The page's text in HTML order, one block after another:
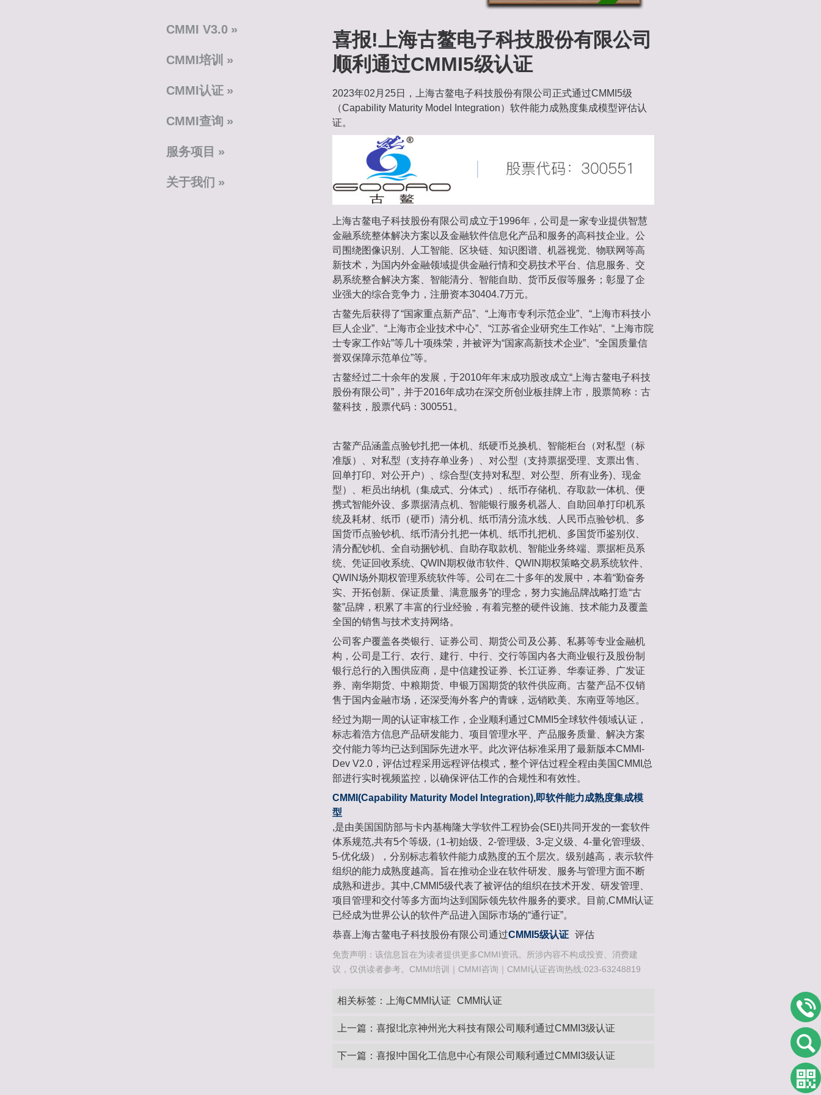
CMMI V3.0
CMMI培训
CMMI认证
CMMI查询
服务项目
关于我们
喜报!上海古鳌电子科技股份有限公司
顺利通过CMMI5级认证
2023年02月25日，上海古鳌电子科技股份有限公司正式通过CMMI5级
（Capability Maturity Model Integration）软件能力成熟度集成模型评估认
证。
上海古鳌电子科技股份有限公司成立于1996年，公司是一家专业提供智慧
金融系统整体解决方案以及金融软件信息化产品和服务的高科技企业。公
司围绕图像识别、人工智能、区块链、知识图谱、机器视觉、物联网等高
新技术，为国内外金融领域提供金融行情和交易技术平台、信息服务、交
易系统整合解决方案、智能清分、智能自助、货币反假等服务；彰显了企
业强大的综合竞争力，注册资本30404.7万元。
古鳌先后获得了“国家重点新产品”、“上海市专利示范企业”、“上海市科技小
巨人企业”、“上海市企业技术中心”、“江苏省企业研究生工作站”、“上海市院
士专家工作站”等几十项殊荣，并被评为“国家高新技术企业”、“全国质量信
誉双保障示范单位”等。
古鳌经过二十余年的发展，于2010年年末成功股改成立“上海古鳌电子科技
股份有限公司”，并于2016年成功在深交所创业板挂牌上市，股票简称：古
鳌科技，股票代码：300551。
古鳌产品涵盖点验钞扎把一体机、纸硬币兑换机、智能柜台（对私型（标
准版）、对私型（支持存单业务）、对公型（支持票据受理、支票出售、
回单打印、对公开户）、综合型(支持对私型、对公型、所有业务)、现金
型）、柜员出纳机（集成式、分体式）、纸币存储机、存取款一体机、便
携式智能外设、多票据清点机、智能银行服务机器人、自助回单打印机系
统及耗材、纸币（硬币）清分机、纸币清分流水线、人民币点验钞机、多
国货币点验钞机、纸币清分扎把一体机、纸币扎把机、多国货币鉴别仪、
清分配钞机、全自动捆钞机、自助存取款机、智能业务终端、票据柜员系
统、凭证回收系统、QWIN期权做市软件、QWIN期权策略交易系统软件、
QWIN场外期权管理系统软件等。公司在二十多年的发展中，本着“勤奋务
实、开拓创新、保证质量、满意服务”的理念，努力实施品牌战略打造“古
鳌”品牌，积累了丰富的行业经验，有着完整的硬件设施、技术能力及覆盖
全国的销售与技术支持网络。
公司客户覆盖各类银行、证券公司、期货公司及公募、私募等专业金融机
构，公司是工行、农行、建行、中行、交行等国内各大商业银行及股份制
银行总行的入围供应商，是中信建投证券、长江证券、华泰证券、广发证
券、南华期货、中粮期货、申银万国期货的软件供应商。古鳌产品不仅销
售于国内金融市场，还深受海外客户的青睐，远销欧美、东南亚等地区。
经过为期一周的认证审核工作，企业顺利通过CMMI5全球软件领域认证，
标志着浩方信息产品研发能力、项目管理水平、产品服务质量、解决方案
交付能力等均已达到国际先进水平。此次评估标准采用了最新版本CMMI-
Dev V2.0，评估过程采用远程评估模式，整个评估过程全程由美国CMMI总
部进行实时视频监控，以确保评估工作的合规性和有效性。
CMMI(Capability Maturity Model Integration),即软件能力成熟度集成模
型
,是由美国国防部与卡内基梅隆大学软件工程协会(SEI)共同开发的一套软件
体系规范,共有5个等级,（1-初始级、2-管理级、3-定义级、4-量化管理级、
5-优化级），分别标志着软件能力成熟度的五个层次。级别越高，表示软件
组织的能力成熟度越高。旨在推动企业在软件研发、服务与管理方面不断
成熟和进步。其中,CMMI5级代表了被评估的组织在技术开发、研发管理、
项目管理和交付等多方面均达到国际领先软件服务的要求。目前,CMMI认证
已经成为世界公认的软件产品进入国际市场的“通行证”。
恭喜上海古鳌电子科技股份有限公司通过CMMI5级认证 评估
免责声明：该信息旨在为读者提供更多CMMI资讯。所涉内容不构成投资、消费建
议，仅供读者参考。CMMI培训｜CMMI咨询｜CMMI认证咨询热线:023-63248819
相关标签： 上海CMMI认证 CMMI认证
上一篇： 喜报!北京神州光大科技有限公司顺利通过CMMI3级认证
下一篇： 喜报!中国化工信息中心有限公司顺利通过CMMI3级认证